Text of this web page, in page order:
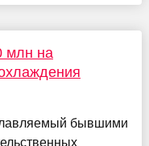
млн на
бывшими